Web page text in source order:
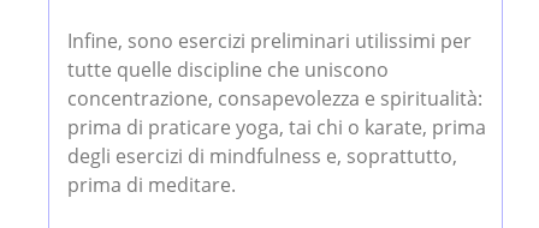
Infine, sono esercizi preliminari utilissimi per
tutte quelle discipline che uniscono
concentrazione, consapevolezza e spiritualità:
prima di praticare yoga, tai chi o karate, prima
degli esercizi di mindfulness e, soprattutto,
prima di meditare.